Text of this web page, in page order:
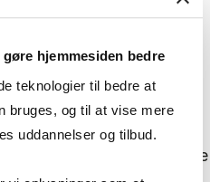
hjemmesiden bedre
teknologier til bedre at
bruges, og til at vise mere
uddannelser og tilbud.
det blev Rony Medaglias
myndighederne kan
og opskalering
for miljø og mennesker.
dilemma i at balancere